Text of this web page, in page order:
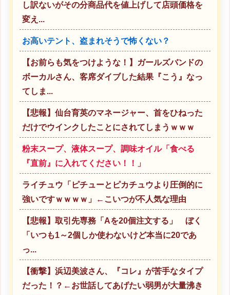
し訳ないがその分商品代を値上げして店頭価格を
変え...
お高いテント、盗まれそうで怖くない？
【お前らも気をつけような！】ガールズバンドの
ボーカルさん、客席ダイブした結果『こう』なっ
てしま...
【悲報】仙台育英のマネージャー、首をひねった
だけでウインクしたことにされてしまうｗｗｗ
粉末スープ、液体スープ、調味オイル「食べる
『直前』に入れてください！！」
ライチュウ「ピチューとピカチュウより圧倒的に
強いですｗｗｗｗ」←こいつが不人気な理由
【悲報】取引先専務「Aを20個注文する」 ぼく
「いつも1～2個しか使わないけど本当に20であ
っ...
【衝撃】浜辺美波さん、『コレ』が苦手なタイプ
だった！？←お世話してあげたい弱男が大量沸き